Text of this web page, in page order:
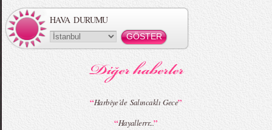
MBFWI - Gülçin Çengel 2015 Yaz
MBFWI - Zeynep Erdoğan 2015 Yaz
HAVA DURUMU
“Harbiye’de Salıncaklı Gece”
“Hayallerrr...”